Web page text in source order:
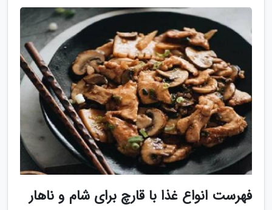
فهرست انواع غذا با قارچ برای شام و ناهار